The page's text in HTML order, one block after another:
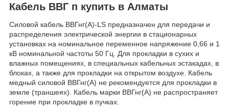
Кабель ВВГ п купить в Алматы
Силовой кабель ВВГнг(А)-LS предназначен для передачи и
распределения электрической энергии в стационарных
установках на номинальное переменное напряжение 0,66 и 1
кВ номинальной частоты 50 Гц. Для прокладки в сухих и
влажных помещениях, в специальных кабельных эстакадах, в
блоках, а также для прокладки на открытом воздухе. Кабель
медный силовой ВВГнг(А) не рекомендуется для прокладки в
земле (траншеях). Кабель марки ВВГнг(А) не распространяет
горение при прокладке в пучках.